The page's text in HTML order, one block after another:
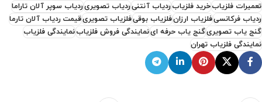
تعمیرات فلزیابخرید فلزیابردیاب آنتنیردیاب تصویریردیاب سوپر آلان تاراما
ردیاب فرکانسیفلزیاب ارزانفلزیاب بوقیفلزیاب تصویریقیمت ردیاب آلان تارما
گنج یاب تصویریگنج یاب حرفه اینمایندگی فروش فلزیابنمایندگی فلزیاب
نمایندگی فلزیاب تهران